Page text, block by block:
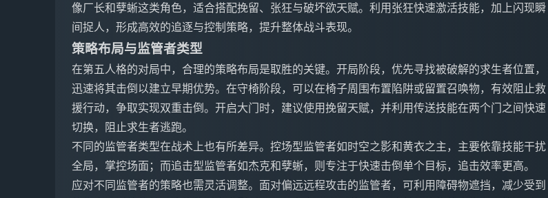
像厂长和孽蜥这类角色，适合搭配挽留、张狂与破坏欲天赋。利用张狂快速激活技能，加上闪现瞬
间捉人，形成高效的追逐与控制策略，提升整体战斗表现。
策略布局与监管者类型
在第五人格的对局中，合理的策略布局是取胜的关键。开局阶段，优先寻找被破解的求生者位置，
迅速将其击倒以建立早期优势。在守椅阶段，可以在椅子周围布置陷阱或留置召唤物，有效阻止救
援行动，争取实现双重击倒。开启大门时，建议使用挽留天赋，并利用传送技能在两个门之间快速
切换，阻止求生者逃跑。
不同的监管者类型在战术上也有所差异。控场型监管者如时空之影和黄衣之主，主要依靠技能干扰
全局，掌控场面；而追击型监管者如杰克和孽蜥，则专注于快速击倒单个目标，追击效率更高。
应对不同监管者的策略也需灵活调整。面对偏远远程攻击的监管者，可利用障碍物遮挡，减少受到